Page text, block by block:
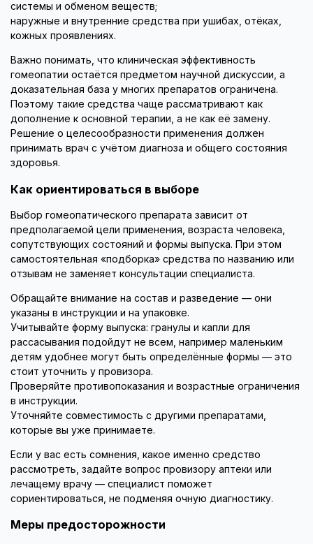
системы и обменом веществ;
наружные и внутренние средства при ушибах, отёках,
кожных проявлениях.
Важно понимать, что клиническая эффективность
гомеопатии остаётся предметом научной дискуссии, а
доказательная база у многих препаратов ограничена.
Поэтому такие средства чаще рассматривают как
дополнение к основной терапии, а не как её замену.
Решение о целесообразности применения должен
принимать врач с учётом диагноза и общего состояния
здоровья.
Как ориентироваться в выборе
Выбор гомеопатического препарата зависит от
предполагаемой цели применения, возраста человека,
сопутствующих состояний и формы выпуска. При этом
самостоятельная «подборка» средства по названию или
отзывам не заменяет консультации специалиста.
Обращайте внимание на состав и разведение — они
указаны в инструкции и на упаковке.
Учитывайте форму выпуска: гранулы и капли для
рассасывания подойдут не всем, например маленьким
детям удобнее могут быть определённые формы — это
стоит уточнить у провизора.
Проверяйте противопоказания и возрастные ограничения
в инструкции.
Уточняйте совместимость с другими препаратами,
которые вы уже принимаете.
Если у вас есть сомнения, какое именно средство
рассмотреть, задайте вопрос провизору аптеки или
лечащему врачу — специалист поможет
сориентироваться, не подменяя очную диагностику.
Меры предосторожности